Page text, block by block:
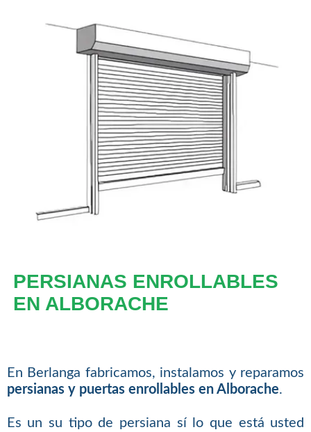
PERSIANAS ENROLLABLES
EN ALBORACHE
En Berlanga fabricamos, instalamos y reparamos
persianas y puertas enrollables en Alborache.
Es un su tipo de persiana sí lo que está usted